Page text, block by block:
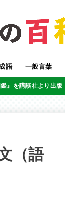
語 一般言葉
』を講談社より出版
（語